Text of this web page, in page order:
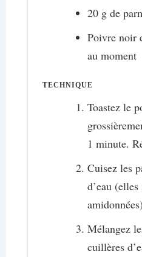
20 g de
Poivre noir
au moment
TECHNIQUE
Toastez le
1 minute.
Cuisez les
d’eau
Mélangez
cuillères